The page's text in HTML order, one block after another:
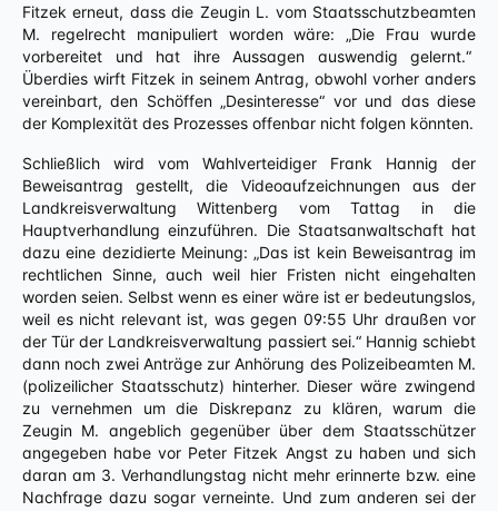
Fitzek erneut, dass die Zeugin L. vom Staatsschutzbeamten
M. regelrecht manipuliert worden wäre: „Die Frau wurde
vorbereitet und hat ihre Aussagen auswendig gelernt.“
Überdies wirft Fitzek in seinem Antrag, obwohl vorher anders
vereinbart, den Schöffen „Desinteresse“ vor und das diese
der Komplexität des Prozesses offenbar nicht folgen könnten.
Schließlich wird vom Wahlverteidiger Frank Hannig der
Beweisantrag gestellt, die Videoaufzeichnungen aus der
Landkreisverwaltung Wittenberg vom Tattag in die
Hauptverhandlung einzuführen. Die Staatsanwaltschaft hat
dazu eine dezidierte Meinung: „Das ist kein Beweisantrag im
rechtlichen Sinne, auch weil hier Fristen nicht eingehalten
worden seien. Selbst wenn es einer wäre ist er bedeutungslos,
weil es nicht relevant ist, was gegen 09:55 Uhr draußen vor
der Tür der Landkreisverwaltung passiert sei.“ Hannig schiebt
dann noch zwei Anträge zur Anhörung des Polizeibeamten M.
(polizeilicher Staatsschutz) hinterher. Dieser wäre zwingend
zu vernehmen um die Diskrepanz zu klären, warum die
Zeugin M. angeblich gegenüber über dem Staatsschützer
angegeben habe vor Peter Fitzek Angst zu haben und sich
daran am 3. Verhandlungstag nicht mehr erinnerte bzw. eine
Nachfrage dazu sogar verneinte. Und zum anderen sei der